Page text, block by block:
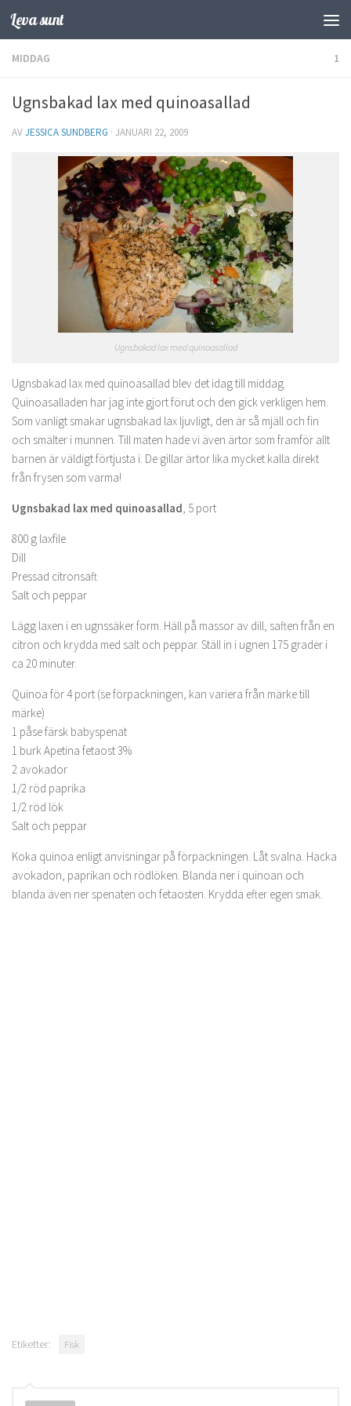
Hoppa till innehåll
Leva sunt
MIDDAG 1
Ugnsbakad lax med quinoasallad
AVJESSICA SUNDBERG · JANUARI 22, 2009
Ugnsbakad lax med quinoasallad
Ugnsbakad lax med quinoasallad blev det idag till middag.
Quinoasalladen har jag inte gjort förut och den gick verkligen hem.
Som vanligt smakar ugnsbakad lax ljuvligt, den är så mjäll och fin
och smälter i munnen. Till maten hade vi även ärtor som framför allt
barnen är väldigt förtjusta i. De gillar ärtor lika mycket kalla direkt
från frysen som varma!
Ugnsbakad lax med quinoasallad, 5 port
800 g laxfile
Dill
Pressad citronsaft
Salt och peppar
Lägg laxen i en ugnssäker form. Häll på massor av dill, saften från en
citron och krydda med salt och peppar. Ställ in i ugnen 175 grader i
ca 20 minuter.
Quinoa för 4 port (se förpackningen, kan variera från märke till
märke)
1 påse färsk babyspenat
1 burk Apetina fetaost 3%
2 avokador
1/2 röd paprika
1/2 röd lök
Salt och peppar
Koka quinoa enligt anvisningar på förpackningen. Låt svalna. Hacka
avokadon, paprikan och rödlöken. Blanda ner i quinoan och
blanda även ner spenaten och fetaosten. Krydda efter egen smak.
Etiketter: Fisk